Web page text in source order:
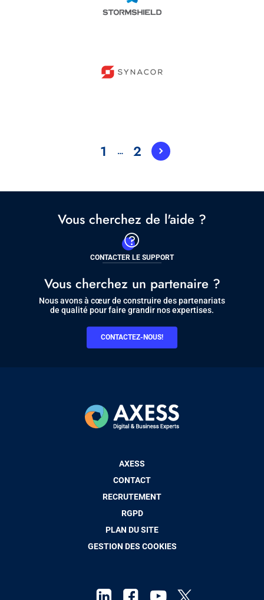
Current
1 … Page
2
Vous cherchez de l'aide ?
CONTACTER LE SUPPORT
Vous cherchez un partenaire ?
Nous avons à cœur de construire des partenariats
de qualité pour faire grandir nos expertises.
CONTACTEZ-NOUS!
AXESS
CONTACT
RECRUTEMENT
RGPD
PLAN DU SITE
GESTION DES COOKIES